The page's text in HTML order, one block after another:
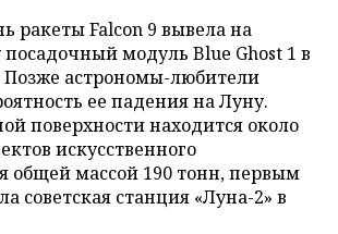
ракеты Falcon 9 вывела на
модуль Blue Ghost 1 в
астрономы-любители
ее падения на Луну.
поверхности находится около
искусственного
общей массой 190 тонн, первым
советская станция «Луна-2» в